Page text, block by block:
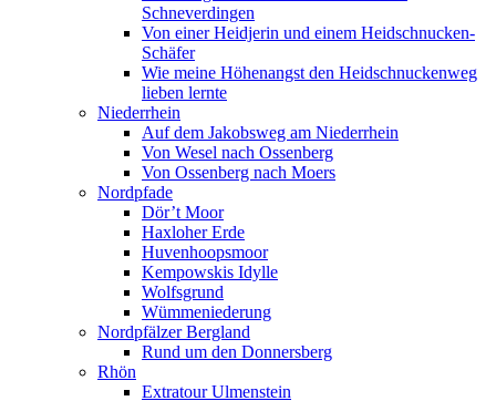
Schneverdingen
Von einer Heidjerin und einem Heidschnucken-
Schäfer
Wie meine Höhenangst den Heidschnuckenweg
lieben lernte
Niederrhein
Auf dem Jakobsweg am Niederrhein
Von Wesel nach Ossenberg
Von Ossenberg nach Moers
Nordpfade
Dör’t Moor
Haxloher Erde
Huvenhoopsmoor
Kempowskis Idylle
Wolfsgrund
Wümmeniederung
Nordpfälzer Bergland
Rund um den Donnersberg
Rhön
Extratour Ulmenstein